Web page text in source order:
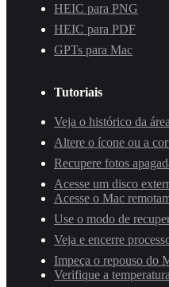
HEIC para PNG
HEIC para PDF
GPTs para Mac
Tutoriais
Veja o histórico da
Altere o ícone ou a
Recupere fotos
Acesse um disco
Acesse o Mac
Use o modo de
Veja e encerre
Impeça o repouso do
Verifique a